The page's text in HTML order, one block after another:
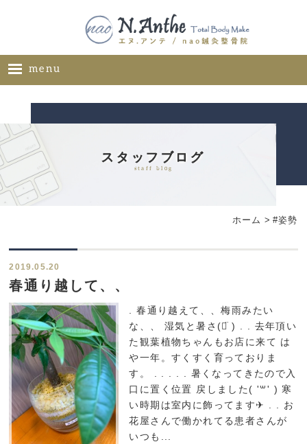
menu
メニュー
ギャラリー
ブログ
スタッフブログ
staff blog
ホーム > #姿勢
2019.05.20
春通り越して、、
. 春通り越えて、、梅雨みたい
な、、 湿気と暑さ‪(ᯅ̈ ) . . 去年頂い
た観葉植物ちゃんもお店に来て は
や一年。すくすく育っておりま
す。 . . . . . 暑くなってきたので入
口に置く位置 戻しました( '꒳​' ) 寒
い時期は室内に飾ってます✈︎ . . お
花屋さんで働かれてる患者さんが
いつも...